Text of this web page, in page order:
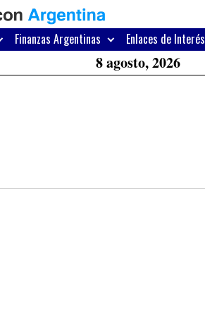
Finanzas Argentinas Enlaces de Interés
8 agosto, 2026